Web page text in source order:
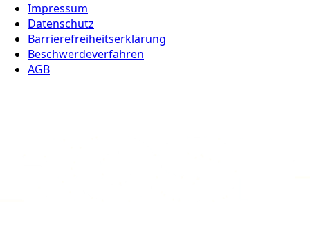
Impressum
Datenschutz
Barrierefreiheitserklärung
Beschwerdeverfahren
AGB